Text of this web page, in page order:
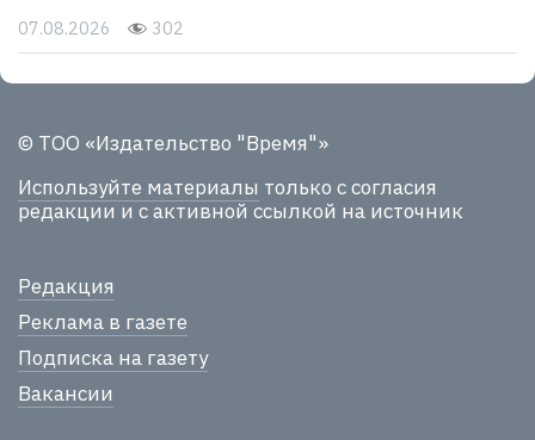
07.08.2026 302
© ТОО «Издательство "Время"»
Используйте материалы только с согласия
редакции и с активной ссылкой на источник
Редакция
Реклама в газете
Подписка на газету
Вакансии